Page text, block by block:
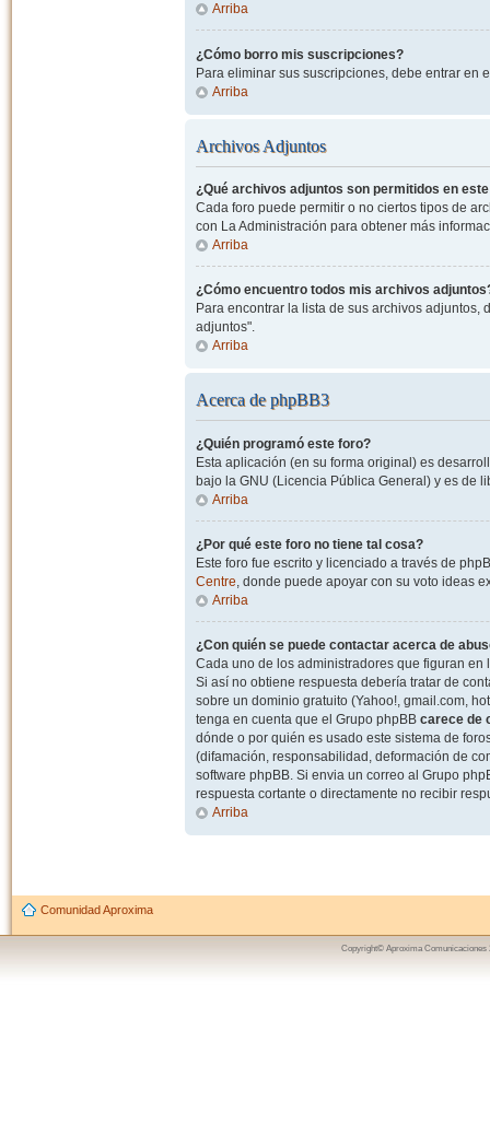
Arriba
¿Cómo borro mis suscripciones?
Para eliminar sus suscripciones, debe entrar en
Arriba
Archivos Adjuntos
¿Qué archivos adjuntos son permitidos en
Cada foro puede permitir o no ciertos tipos de
con La Administración para obtener más
Arriba
¿Cómo encuentro todos mis archivos
Para encontrar la lista de sus archivos
adjuntos".
Arriba
Acerca de phpBB3
¿Quién programó este foro?
Esta aplicación (en su forma original) es
bajo la GNU (Licencia Pública General) y es de
Arriba
¿Por qué este foro no tiene tal cosa?
Este foro fue escrito y licenciado a través de
Centre, donde puede apoyar con su voto ideas
Arriba
¿Con quién se puede contactar acerca de
Cada uno de los administradores que figuran
Si así no obtiene respuesta debería tratar de
sobre un dominio gratuito (Yahoo!, gmail.com,
tenga en cuenta que el Grupo phpBB carece de
dónde o por quién es usado este sistema de
(difamación, responsabilidad, deformación de
software phpBB. Si envia un correo al Grupo
respuesta cortante o directamente no recibir
Arriba
Comunidad Aproxima
Copyright© Aproxima Comunicaciones